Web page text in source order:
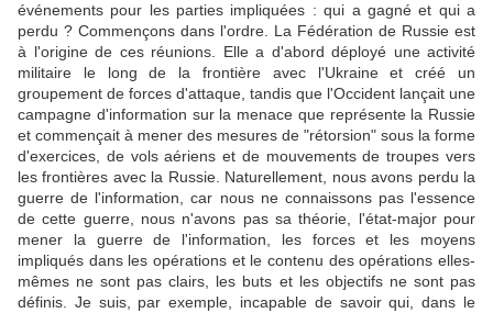
événements pour les parties impliquées : qui a gagné et qui a
perdu ? Commençons dans l'ordre. La Fédération de Russie est
à l'origine de ces réunions. Elle a d'abord déployé une activité
militaire le long de la frontière avec l'Ukraine et créé un
groupement de forces d'attaque, tandis que l'Occident lançait une
campagne d'information sur la menace que représente la Russie
et commençait à mener des mesures de "rétorsion" sous la forme
d'exercices, de vols aériens et de mouvements de troupes vers
les frontières avec la Russie. Naturellement, nous avons perdu la
guerre de l'information, car nous ne connaissons pas l'essence
de cette guerre, nous n'avons pas sa théorie, l'état-major pour
mener la guerre de l'information, les forces et les moyens
impliqués dans les opérations et le contenu des opérations elles-
mêmes ne sont pas clairs, les buts et les objectifs ne sont pas
définis. Je suis, par exemple, incapable de savoir qui, dans le